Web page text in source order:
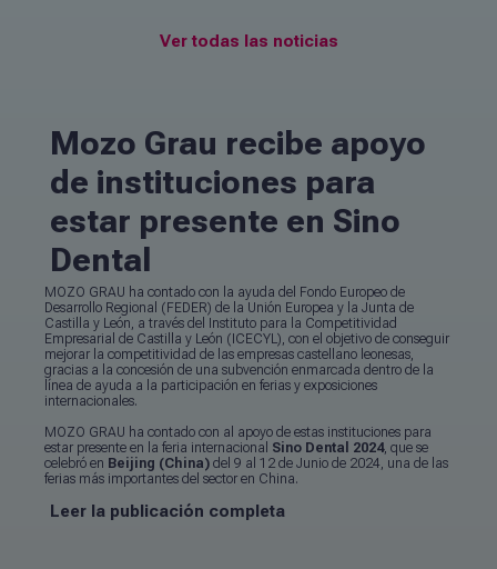
Ver todas las noticias
Mozo Grau recibe apoyo
de instituciones para
estar presente en Sino
Dental
MOZO GRAU ha contado con la ayuda del Fondo Europeo de
Desarrollo Regional (FEDER) de la Unión Europea y la Junta de
Castilla y León, a través del Instituto para la Competitividad
Empresarial de Castilla y León (ICECYL), con el objetivo de conseguir
mejorar la competitividad de las empresas castellano leonesas,
gracias a la concesión de una subvención enmarcada dentro de la
línea de ayuda a la participación en ferias y exposiciones
internacionales.
MOZO GRAU ha contado con al apoyo de estas instituciones para
estar presente en la feria internacional Sino Dental 2024, que se
celebró en Beijing (China) del 9 al 12 de Junio de 2024, una de las
ferias más importantes del sector en China.
Leer la publicación completa